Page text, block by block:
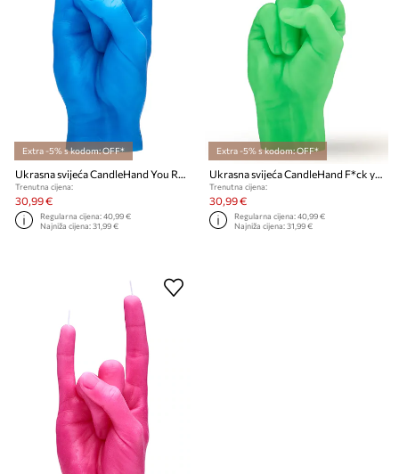
Extra -5% s kodom: OFF*
Trenutna cijena:
30,99 €
Regularna cijena:40,99 €
Najniža cijena:31,99 €
Extra -5% s kodom: OFF*
Trenutna cijena:
30,99 €
Regularna cijena:40,99 €
Najniža cijena:31,99 €